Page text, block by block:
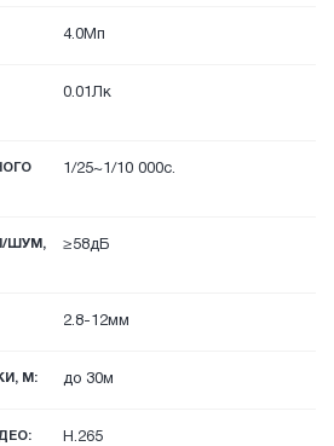
4.0Мп
0.01Лк
1/25~1/10 000с.
ШУМ,
≥58дБ
2.8-12мм
М: до 30м
H.265